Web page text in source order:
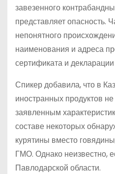
завезенного
представляет опасность.
непонятного
наименования и адреса
сертификата и декларации
Спикер добавила, что в
иностранных продуктов не
заявленным
составе некоторых
курятины вместо
ГМО. Однако неизвестно,
Павлодарской области.